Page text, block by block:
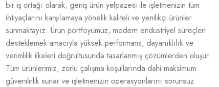
bir iş ortağı olarak, geniş ürün yelpazesi ile işletmenizin tüm
ihtiyaçlarını karşılamaya yönelik kaliteli ve yenilikçi ürünler
sunmaktayız. Ürün portföyümüz, modern endüstriyel süreçleri
desteklemek amacıyla yüksek performans, dayanıklılık ve
verimlilik ilkeleri doğrultusunda tasarlanmış çözümlerden oluşur.
Tüm ürünlerimiz, zorlu çalışma koşullarında dahi maksimum
güvenilirlik sunar ve işletmenizin operasyonlarını sorunsuz